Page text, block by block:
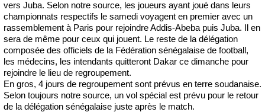
vers Juba. Selon notre source, les joueurs ayant joué dans leurs
championnats respectifs le samedi voyagent en premier avec un
rassemblement à Paris pour rejoindre Addis-Abeba puis Juba. Il en
sera de même pour ceux qui jouent. Le reste de la délégation
composée des officiels de la Fédération sénégalaise de football,
les médecins, les intendants quitteront Dakar ce dimanche pour
rejoindre le lieu de regroupement.
En gros, 4 jours de regroupement sont prévus en terre soudanaise.
Selon toujours notre source, un vol spécial est prévu pour le retour
de la délégation sénégalaise juste après le match.